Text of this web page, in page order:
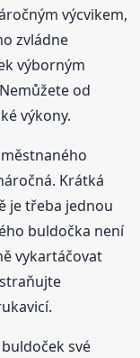
výcvikem,
zvládne
výborným
od
výkony.
Krátká
je třeba jednou
buldočka není
vykartáčovat
své